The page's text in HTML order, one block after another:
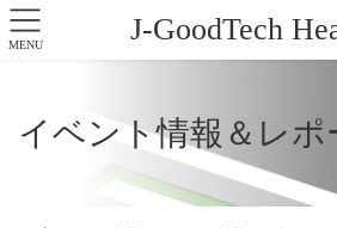
J-GoodTech
イベント情報＆レポ
MENU